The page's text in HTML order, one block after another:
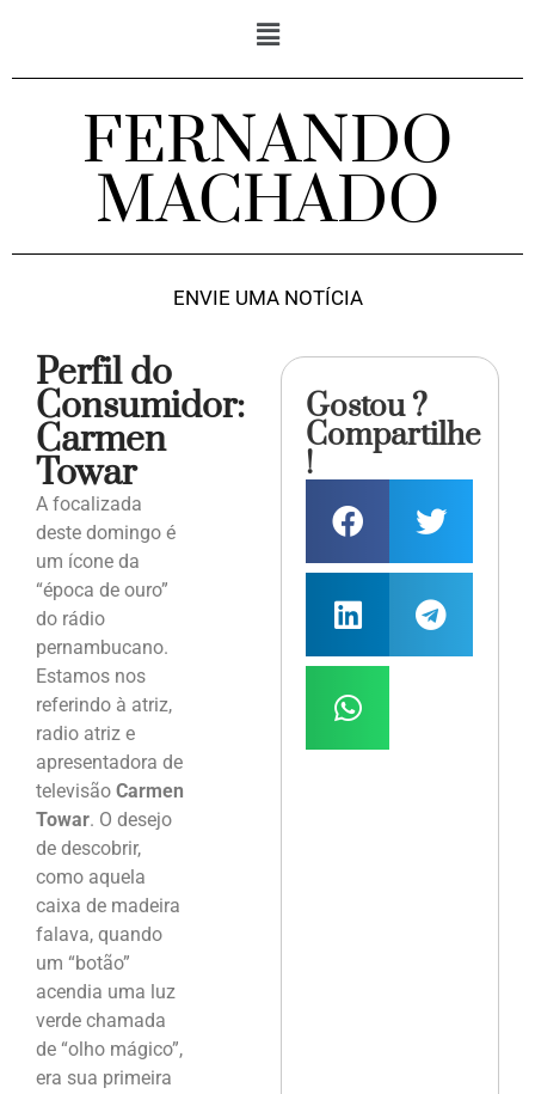
FERNANDO
MACHADO
ENVIE UMA NOTÍCIA
Perfil do
Consumidor:
Carmen
Towar
A focalizada
deste domingo é
um ícone da
“época de ouro”
do rádio
pernambucano.
Estamos nos
referindo à atriz,
radio atriz e
apresentadora de
televisão Carmen
Towar. O desejo
de descobrir,
como aquela
caixa de madeira
falava, quando
um “botão”
acendia uma luz
verde chamada
de “olho mágico”,
era sua primeira
Gostou ?
Compartilhe
!